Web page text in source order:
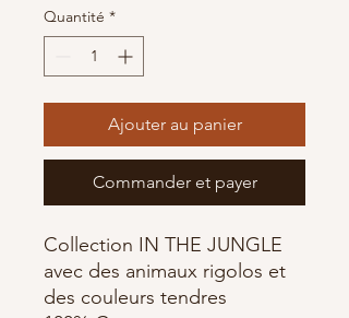
pour
10
Centimètres
Quantité *
Ajouter au panier
Commander et payer
Collection IN THE JUNGLE
avec des animaux rigolos et
des couleurs tendres